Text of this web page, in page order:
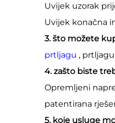
Uvijek uzorak
Uvijek konačna
3. što možete
prtljagu ,
4. zašto biste
Opremljeni
patentirana
5. koje usluge